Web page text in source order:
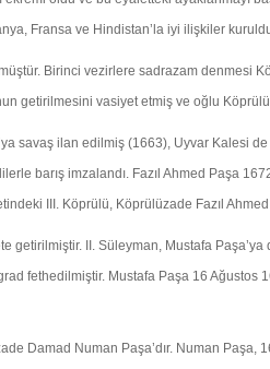
Fransa ve Hindistan’la iyi ilişkiler
Birinci vezirlere sadrazam denmesi
getirilmesini vasiyet etmiş ve oğlu
savaş ilan edilmiş (1663), Uyvar Kalesi
barış imzalandı. Fazıl Ahmed Paşa
III. Köprülü, Köprülüzade Fazıl Ahmed
getirilmiştir. II. Süleyman, Mustafa
fethedilmiştir. Mustafa Paşa 16 Ağustos
Damad Numan Paşa’dır. Numan Paşa,